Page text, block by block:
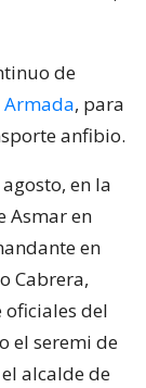
de
Armada, para
anfibio.
en la
Asmar en
en
Cabrera,
oficiales del
el seremi de
alcalde de